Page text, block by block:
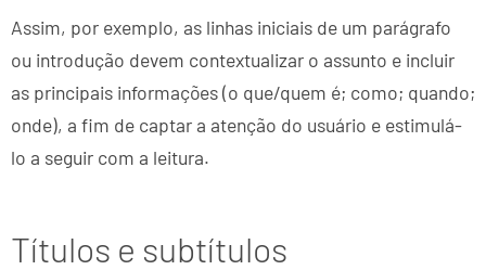
Assim, por exemplo, as linhas iniciais de um parágrafo
ou introdução devem contextualizar o assunto e incluir
as principais informações (o que/quem é; como; quando;
onde), a fim de captar a atenção do usuário e estimulá-
lo a seguir com a leitura.
Títulos e subtítulos